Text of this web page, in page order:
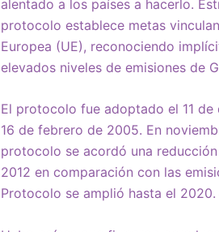
alentado a los países a hacerlo.
protocolo establece metas
Europea (UE), reconociendo
elevados niveles de emisiones de
El protocolo fue adoptado el 11
16 de febrero de 2005. En
protocolo se acordó una
2012 en comparación con las
Protocolo se amplió hasta el 2020.